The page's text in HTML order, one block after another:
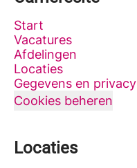
Start
Vacatures
Afdelingen
Locaties
Gegevens en privacy
Cookies beheren
Locaties